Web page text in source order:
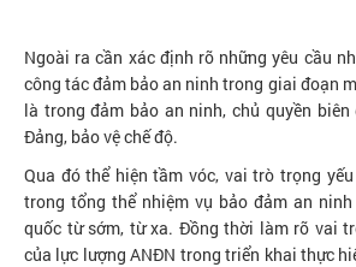
Ngoài ra cần xác định rõ những yêu cầu
công tác đảm bảo an ninh trong giai đoạn
là trong đảm bảo an ninh, chủ quyền
Đảng, bảo vệ chế độ.
Qua đó thể hiện tầm vóc, vai trò trọng
trong tổng thể nhiệm vụ bảo đảm an
quốc từ sớm, từ xa. Đồng thời làm rõ vai
của lực lượng ANĐN trong triển khai thực